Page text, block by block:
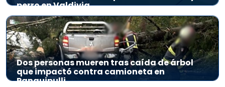
perro en Valdivia
Dos personas mueren tras caída de árbol
que impactó contra camioneta en
Panguipulli